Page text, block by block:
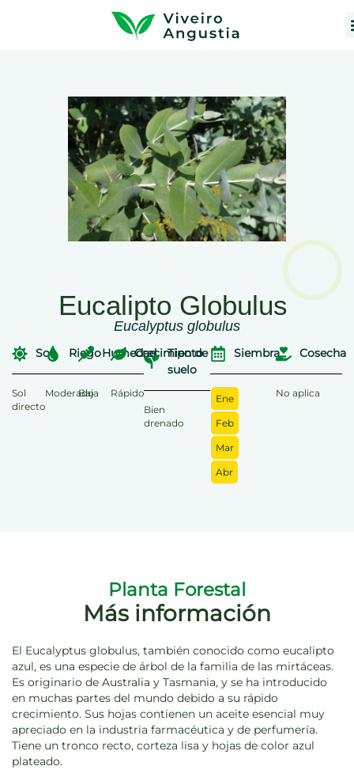
Eucalipto Globulus
Eucalyptus globulus
Sol
Sol
directo
Riego
Moderado
Humedad
Baja
Crecimiento
Rápido
Tipo de
suelo
Bien
drenado
Siembra
Ene
Feb
Mar
Abr
Cosecha
No aplica
Planta Forestal
Más información
El Eucalyptus globulus, también conocido como eucalipto
azul, es una especie de árbol de la familia de las mirtáceas.
Es originario de Australia y Tasmania, y se ha introducido
en muchas partes del mundo debido a su rápido
crecimiento. Sus hojas contienen un aceite esencial muy
apreciado en la industria farmacéutica y de perfumería.
Tiene un tronco recto, corteza lisa y hojas de color azul
plateado.